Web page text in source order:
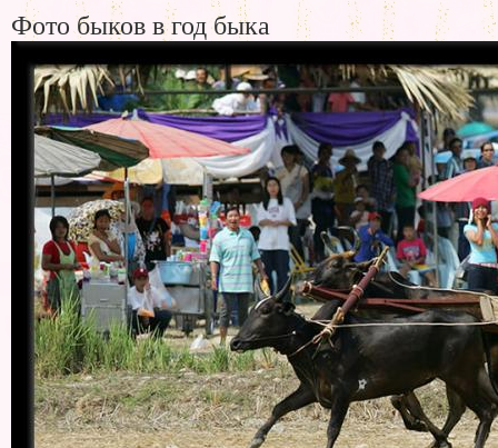
Фото быков в год быка